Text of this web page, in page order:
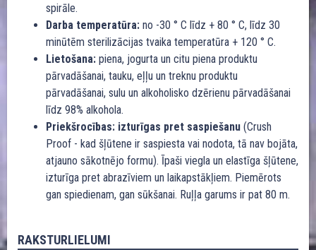
spirāle.
Darba temperatūra: no -30 ° C līdz + 80 ° C, līdz 30
minūtēm sterilizācijas tvaika temperatūra + 120 ° C.
Lietošana: piena, jogurta un citu piena produktu
pārvadāšanai, tauku, eļļu un treknu produktu
pārvadāšanai, sulu un alkoholisko dzērienu pārvadāšanai
līdz 98% alkohola.
Priekšrocības: izturīgas pret saspiešanu (Crush
Proof - kad šļūtene ir saspiesta vai nodota, tā nav bojāta,
atjauno sākotnējo formu). Īpaši viegla un elastīga šļūtene,
izturīga pret abrazīviem un laikapstākļiem. Piemērots
gan spiedienam, gan sūkšanai. Ruļļa garums ir pat 80 m.
RAKSTURLIELUMI